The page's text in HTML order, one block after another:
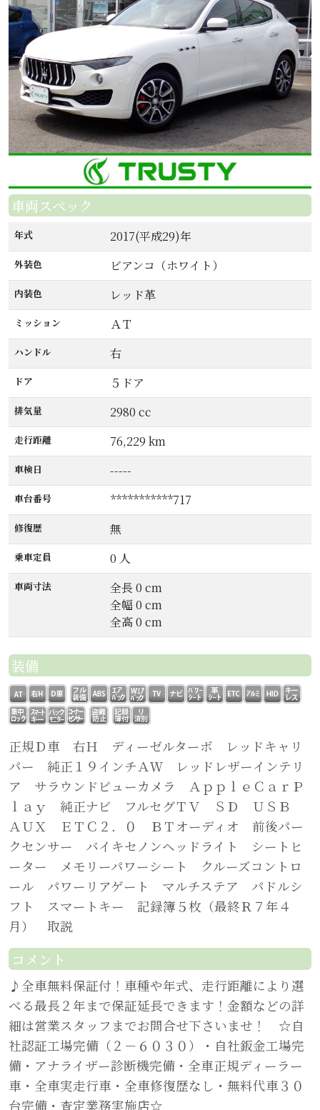
車両スペック
年式 2017(平成29)年
外装色 ビアンコ（ホワイト）
内装色 レッド革
ミッション ＡＴ
ハンドル 右
ドア ５ドア
排気量 2980 cc
走行距離 76,229 km
車検日 -----
車台番号 ***********717
修復歴 無
乗車定員 0 人
車両寸法
全長 0 cm
全幅 0 cm
全高 0 cm
装備
正規Ｄ車 右Ｈ ディーゼルターボ レッドキャリ
パー 純正１９インチＡＷ レッドレザーインテリ
ア サラウンドビューカメラ ＡｐｐｌｅＣａｒＰ
ｌａｙ 純正ナビ フルセグＴＶ ＳＤ ＵＳＢ
ＡＵＸ ＥＴＣ２．０ ＢＴオーディオ 前後パー
クセンサー バイキセノンヘッドライト シートヒ
ーター メモリーパワーシート クルーズコントロ
ール パワーリアゲート マルチステア パドルシ
フト スマートキー 記録簿５枚（最終Ｒ７年４
月） 取説
コメント
♪全車無料保証付！車種や年式、走行距離により選
べる最長２年まで保証延長できます！金額などの詳
細は営業スタッフまでお問合せ下さいませ！ ☆自
社認証工場完備（２－６０３０）・自社鈑金工場完
備・アナライザー診断機完備・全車正規ディーラー
車・全車実走行車・全車修復歴なし・無料代車３０
台完備・査定業務実施店☆